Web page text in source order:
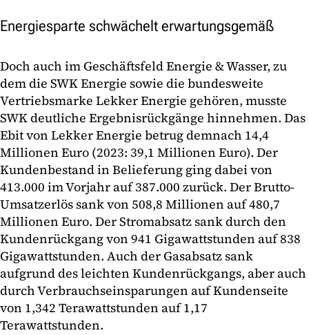
Energiesparte schwächelt erwartungsgemäß
Doch auch im Geschäftsfeld Energie & Wasser, zu
dem die SWK Energie sowie die bundesweite
Vertriebsmarke Lekker Energie gehören, musste
SWK deutliche Ergebnisrückgänge hinnehmen. Das
Ebit von Lekker Energie betrug demnach 14,4
Millionen Euro (2023: 39,1 Millionen Euro). Der
Kundenbestand in Belieferung ging dabei von
413.000 im Vorjahr auf 387.000 zurück. Der Brutto-
Umsatzerlös sank von 508,8 Millionen auf 480,7
Millionen Euro. Der Stromabsatz sank durch den
Kundenrückgang von 941 Gigawattstunden auf 838
Gigawattstunden. Auch der Gasabsatz sank
aufgrund des leichten Kundenrückgangs, aber auch
durch Verbrauchseinsparungen auf Kundenseite
von 1,342 Terawattstunden auf 1,17
Terawattstunden.